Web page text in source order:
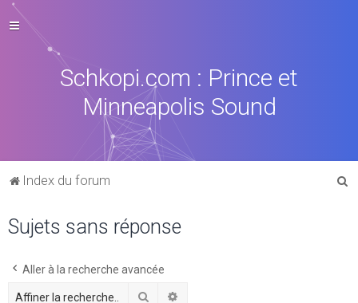
Schkopi.com : Prince et
Minneapolis Sound
Index du forum
Sujets sans réponse
Aller à la recherche avancée
Rechercher